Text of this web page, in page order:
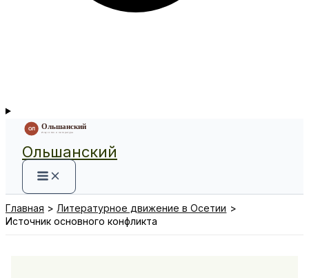
Ольшанский
Главная
Литературное движение в Осетии
Источник основного конфликта